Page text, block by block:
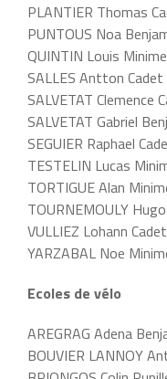
PLANTIER Thomas
PUNTOUS Noa
QUINTIN Louis
SALLES Antton Cadet
SALVETAT Clemence
SALVETAT Gabriel
SEGUIER Raphael
TESTELIN Lucas
TORTIGUE Alan
TOURNEMOULY
VULLIEZ Lohann
YARZABAL Noe
Ecoles de vélo
AREGRAG Adena
BOUVIER LANNOY